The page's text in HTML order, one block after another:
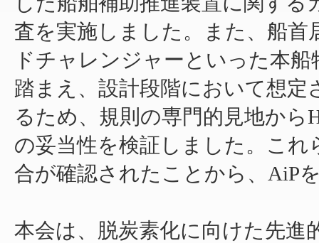
査を実施しました。また、船首
ドチャレンジャーといった本
踏まえ、設計段階において想
るため、規則の専門的見地か
の妥当性を検証しました。こ
合が確認されたことから、AiP
本会は、脱炭素化に向けた先進